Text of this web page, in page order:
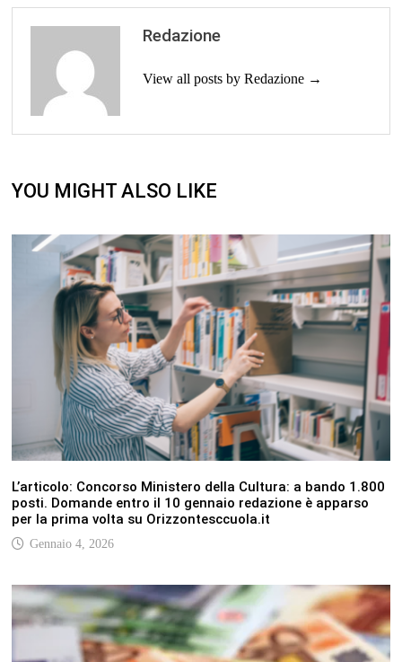
Redazione
View all posts by Redazione →
YOU MIGHT ALSO LIKE
L’articolo: Concorso Ministero della Cultura: a bando 1.800
posti. Domande entro il 10 gennaio redazione è apparso
per la prima volta su Orizzontesccuola.it
Gennaio 4, 2026